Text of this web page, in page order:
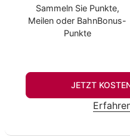
Sammeln Sie Punkte,
Meilen oder BahnBonus-
Punkte
JETZT